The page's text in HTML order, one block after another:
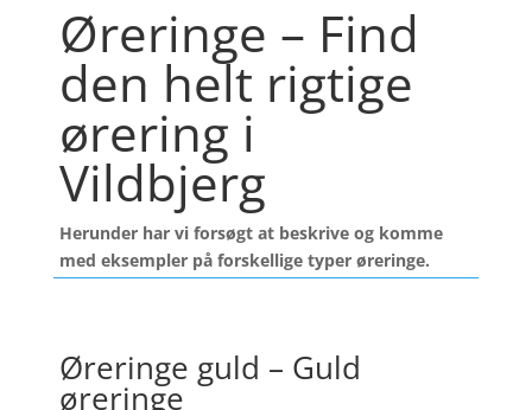
Øreringe – Find
den helt rigtige
ørering i
Vildbjerg
Herunder har vi forsøgt at beskrive og komme
med eksempler på forskellige typer øreringe.
Øreringe guld – Guld
øreringe